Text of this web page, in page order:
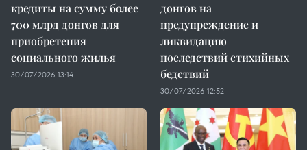
кредиты на сумму более
700 млрд донгов для
приобретения
социального жилья
30/07/2026 13:14
донгов на
предупреждение и
ликвидацию
последствий стихийных
бедствий
30/07/2026 12:52